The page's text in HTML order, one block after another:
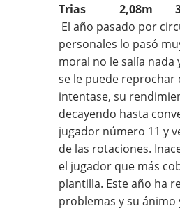
Trias 2,08m 31
El año pasado por
personales lo pasó
moral no le salía nada
se le puede reprochar
intentase, su
decayendo hasta
jugador número 11 y
de las rotaciones.
el jugador que más
plantilla. Este año ha
problemas y su ánimo